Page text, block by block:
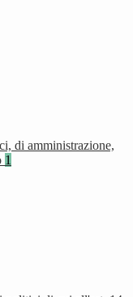
di amministrazione,
1